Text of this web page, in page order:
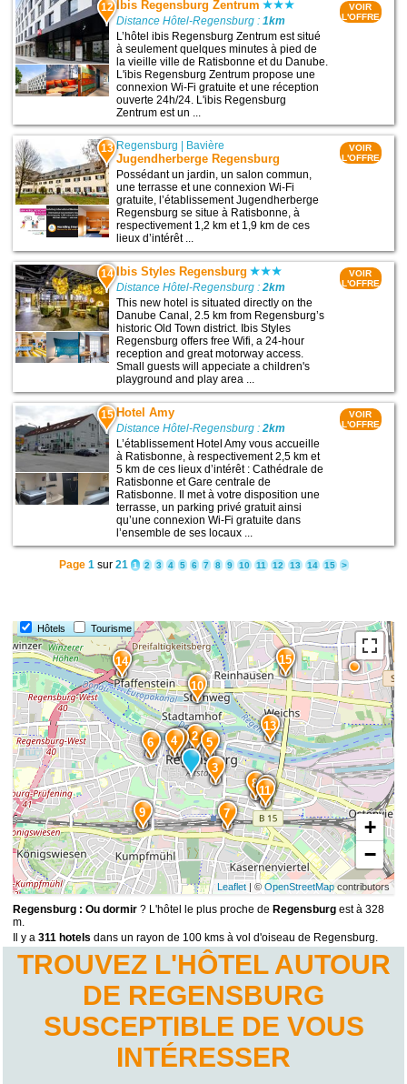
12 Ibis Regensburg Zentrum
Distance Hôtel-Regensburg :1km
L’hôtel ibis Regensburg Zentrum est situé
à seulement quelques minutes à pied de
la vieille ville de Ratisbonne et du Danube.
L'ibis Regensburg Zentrum propose une
connexion Wi-Fi gratuite et une réception
ouverte 24h/24. L'ibis Regensburg
Zentrum est un ...
VOIR
L'OFFRE
13 Regensburg Bavière
Jugendherberge Regensburg
Possédant un jardin, un salon commun,
une terrasse et une connexion Wi-Fi
gratuite, l’établissement Jugendherberge
Regensburg se situe à Ratisbonne, à
respectivement 1,2 km et 1,9 km de ces
lieux d’intérêt ...
VOIR
L'OFFRE
14 Ibis Styles Regensburg
Distance Hôtel-Regensburg :2km
This new hotel is situated directly on the
Danube Canal, 2.5 km from Regensburg’s
historic Old Town district. Ibis Styles
Regensburg offers free Wifi, a 24-hour
reception and great motorway access.
Small guests will appeciate a children's
playground and play area ...
VOIR
L'OFFRE
15 Hotel Amy
Distance Hôtel-Regensburg :2km
L’établissement Hotel Amy vous accueille
à Ratisbonne, à respectivement 2,5 km et
5 km de ces lieux d’intérêt : Cathédrale de
Ratisbonne et Gare centrale de
Ratisbonne. Il met à votre disposition une
terrasse, un parking privé gratuit ainsi
qu’une connexion Wi-Fi gratuite dans
l’ensemble de ses locaux ...
VOIR
L'OFFRE
Page 1sur 21 1 2 3 4 5 6 7 8 9 10 11 12 13 14 15 >
Hôtels Tourisme
15
14
13
12
11
10
9
8
7
6 5
4
3
2
1
+
−
Leaflet| ©OpenStreetMapcontributors
Regensburg : Ou dormir ? L'hôtel le plus proche de Regensburg est à 328
m.
Il y a311 hotels dans un rayon de 100 kms à vol d'oiseau de Regensburg.
TROUVEZ L'HÔTEL AUTOUR
DE REGENSBURG
SUSCEPTIBLE DE VOUS
INTÉRESSER